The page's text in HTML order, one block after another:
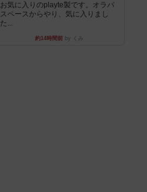
お気に入りのplayte製です。オラパ
スペースからやり、気に入りまし
た...
約14時間前 by くみ